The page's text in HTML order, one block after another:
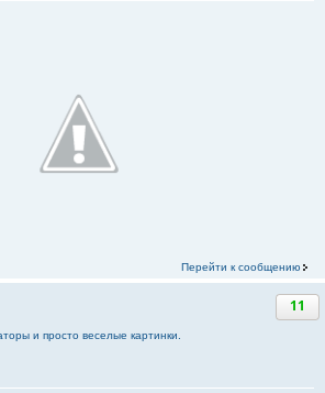
Перейти к сообщению
и просто веселые картинки.
11